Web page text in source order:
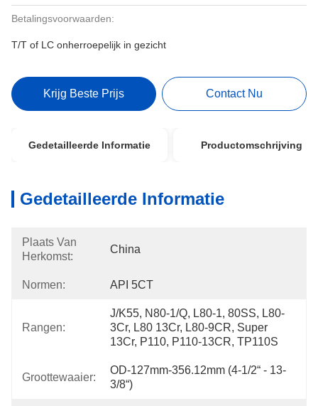
Betalingsvoorwaarden:
T/T of LC onherroepelijk in gezicht
Krijg Beste Prijs Contact Nu
Gedetailleerde Informatie Productomschrijving
Gedetailleerde Informatie
Plaats Van
Herkomst:
China
Normen: API 5CT
Rangen:
J/K55, N80-1/Q, L80-1, 80SS, L80-
3Cr, L80 13Cr, L80-9CR, Super
13Cr, P110, P110-13CR, TP110S
Groottewaaier:
OD-127mm-356.12mm (4-1/2“ - 13-
3/8“)